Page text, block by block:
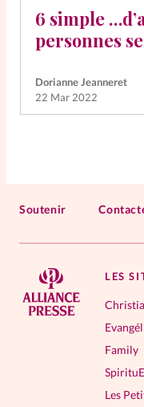
6 simple
personnes
Dorianne Jeanneret
22 Mar 2022
Soutenir
LES
Family
Les